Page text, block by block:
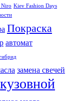
Niro Kiev Fashion Days
Покраска
автомат
замена свечей
кузовной